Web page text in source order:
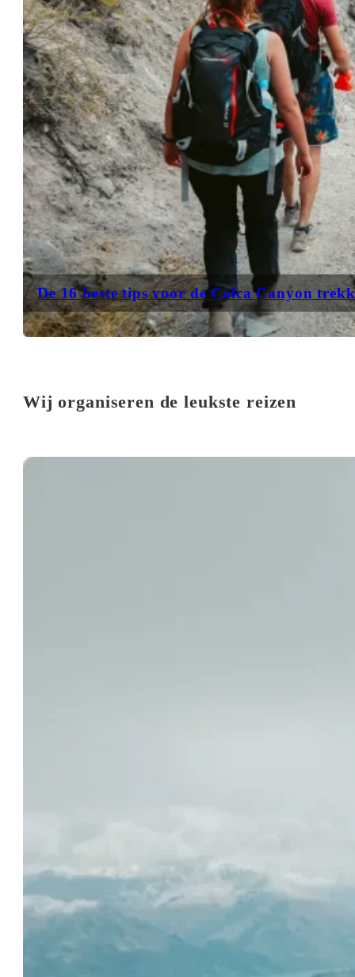
De 16 beste tips voor de Colca Canyon
Wij organiseren de leukste reizen